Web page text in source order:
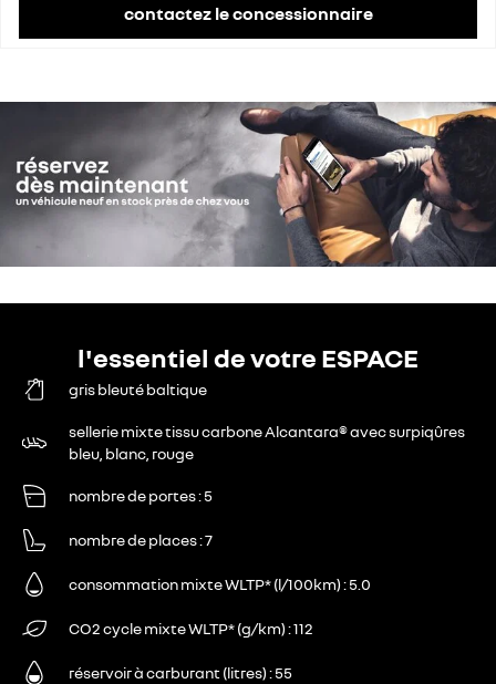
contactez le concessionnaire
l'essentiel de votre ESPACE
gris bleuté baltique
sellerie mixte tissu carbone Alcantara® avec surpiqûres
bleu, blanc, rouge
nombre de portes 5
nombre de places 7
consommation mixte WLTP* (l/100km) 5.0
CO2 cycle mixte WLTP* (g/km) 112
réservoir à carburant (litres) 55